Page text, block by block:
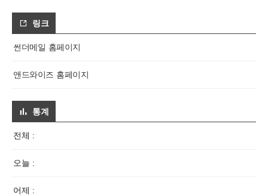
링크
썬더메일 홈페이지
앤드와이즈 홈페이지
통계
전체 :
오늘 :
어제 :